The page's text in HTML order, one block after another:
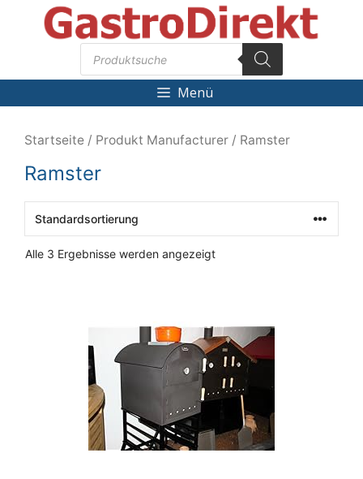
Products
search
Menü
Startseite / Produkt Manufacturer / Ramster
Ramster
Alle 3 Ergebnisse werden angezeigt